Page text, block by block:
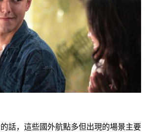
，這些國外航點多但出現的場景主要